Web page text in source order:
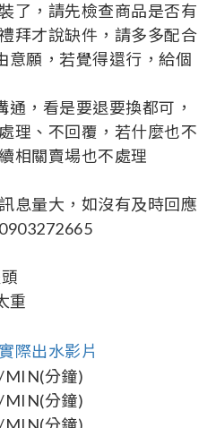
了，請先檢查商品是否有
拜才說缺件，請多多配合
意願，若覺得還行，給個
，看是要退要換都可，
理、不回覆，若什麼也不
相關賣場也不處理
息量大，如沒有及時回應
重
際出水影片
MIN(分鐘)
MIN(分鐘)